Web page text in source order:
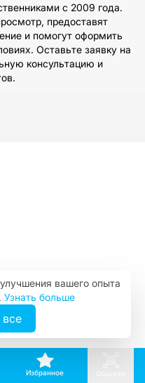
с 2009 года.
предоставят
и помогут оформить
Оставьте заявку на
консультацию и
Избранное
вашего опыта
Узнать больше
все